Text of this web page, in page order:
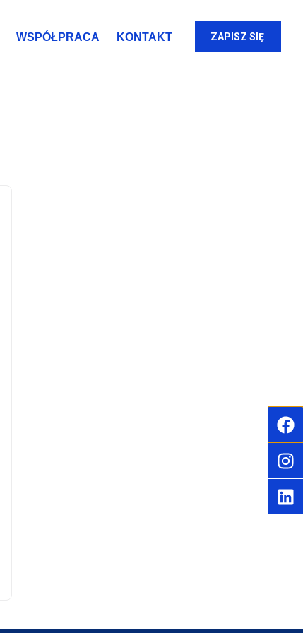
WSPÓŁPRACA KONTAKT ZAPISZ SIĘ